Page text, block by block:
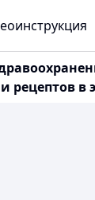
рецептов в